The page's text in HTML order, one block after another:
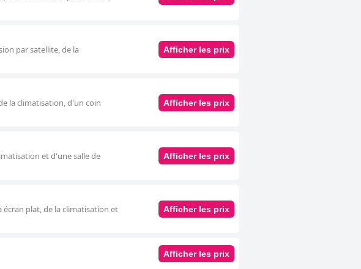
par satellite, de la
Afficher les prix
la climatisation, d'un coin
Afficher les prix
et d'une salle de
Afficher les prix
écran plat, de la climatisation et
Afficher les prix
Afficher les prix